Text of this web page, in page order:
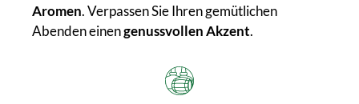
Aromen. Verpassen Sie Ihren gemütlichen
Abenden einengenussvollen Akzent.